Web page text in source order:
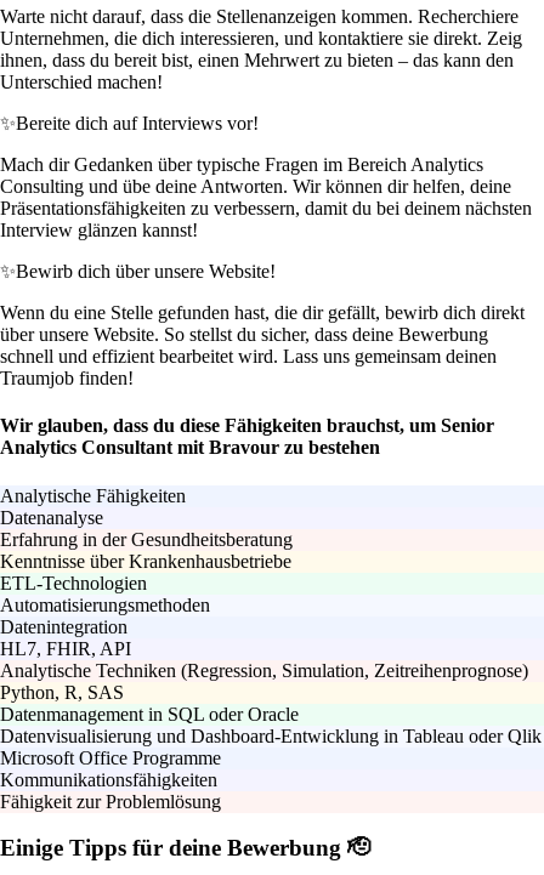
Warte nicht darauf, dass die Stellenanzeigen kommen. Recherchiere
Unternehmen, die dich interessieren, und kontaktiere sie direkt. Zeig
ihnen, dass du bereit bist, einen Mehrwert zu bieten – das kann den
Unterschied machen!
✨Bereite dich auf Interviews vor!
Mach dir Gedanken über typische Fragen im Bereich Analytics
Consulting und übe deine Antworten. Wir können dir helfen, deine
Präsentationsfähigkeiten zu verbessern, damit du bei deinem nächsten
Interview glänzen kannst!
✨Bewirb dich über unsere Website!
Wenn du eine Stelle gefunden hast, die dir gefällt, bewirb dich direkt
über unsere Website. So stellst du sicher, dass deine Bewerbung
schnell und effizient bearbeitet wird. Lass uns gemeinsam deinen
Traumjob finden!
Wir glauben, dass du diese Fähigkeiten brauchst, um Senior
Analytics Consultant mit Bravour zu bestehen
Analytische Fähigkeiten
Datenanalyse
Erfahrung in der Gesundheitsberatung
Kenntnisse über Krankenhausbetriebe
ETL-Technologien
Automatisierungsmethoden
Datenintegration
HL7, FHIR, API
Analytische Techniken (Regression, Simulation, Zeitreihenprognose)
Python, R, SAS
Datenmanagement in SQL oder Oracle
Datenvisualisierung und Dashboard-Entwicklung in Tableau oder Qlik
Microsoft Office Programme
Kommunikationsfähigkeiten
Fähigkeit zur Problemlösung
Einige Tipps für deine Bewerbung 🫡